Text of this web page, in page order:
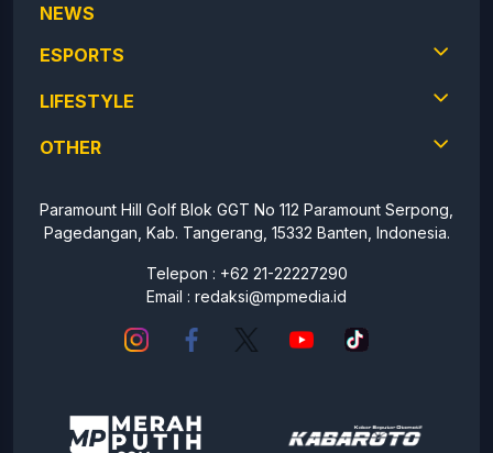
NEWS
ESPORTS
LIFESTYLE
OTHER
Paramount Hill Golf Blok GGT No 112 Paramount Serpong,
Pagedangan, Kab. Tangerang, 15332 Banten, Indonesia.
Telepon : +62 21-22227290
Email : redaksi@mpmedia.id